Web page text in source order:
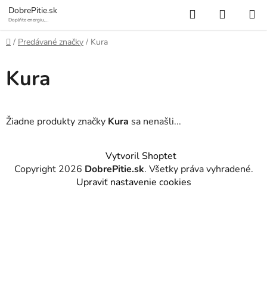
Prejsť
na
obsah
DobrePitie.sk
Doplňte energiu,
Hľadať
KOŠÍK
Domov
/ Predávané značky / Kura
Kura
Žiadne produkty značky Kura sa nenašli...
Vytvoril Shoptet
Copyright 2026 DobrePitie.sk. Všetky práva vyhradené.
Upraviť nastavenie cookies